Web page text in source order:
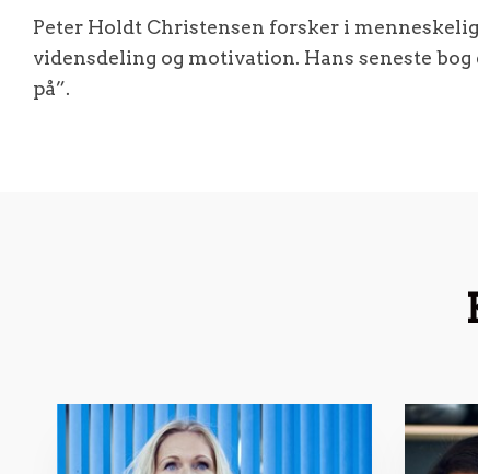
Peter Holdt Christensen forsker i
vidensdeling og motivation. Hans seneste
på”.